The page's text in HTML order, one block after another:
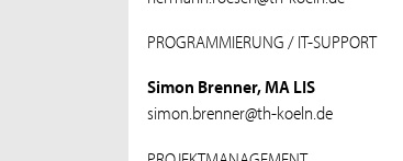
PROGRAMMIERUNG / IT-SUPPORT
Simon Brenner, MA LIS
simon.brenner@th-koeln.de